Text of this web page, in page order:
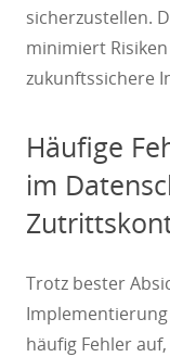
sicherzustellen.
minimiert
zukunftssichere
Häufige
im
Trotz bester
häufig Fehler